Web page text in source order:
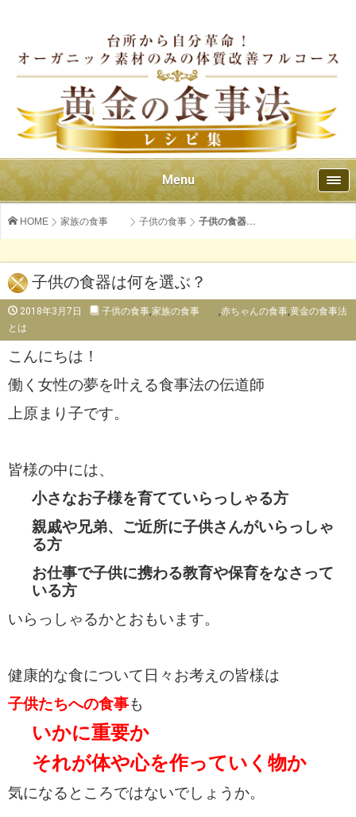
Menu
HOME 家族の食事 子供の食事 子供の食器...
子供の食器は何を選ぶ？
2018年3月7日 子供の食事 家族の食事 赤ちゃんの食事 黄金の食事法
とは
こんにちは！
働く女性の夢を叶える食事法の伝道師
上原まり子です。
皆様の中には、
小さなお子様を育てていらっしゃる方
親戚や兄弟、ご近所に子供さんがいらっしゃ
る方
お仕事で子供に携わる教育や保育をなさって
いる方
いらっしゃるかとおもいます。
健康的な食について日々お考えの皆様は
子供たちへの食事も
いかに重要か
それが体や心を作っていく物か
気になるところではないでしょうか。